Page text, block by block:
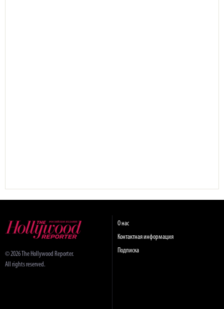
© 2026 The Hollywood Reporter.
All rights reserved.
О нас
Контактная информация
Подписка